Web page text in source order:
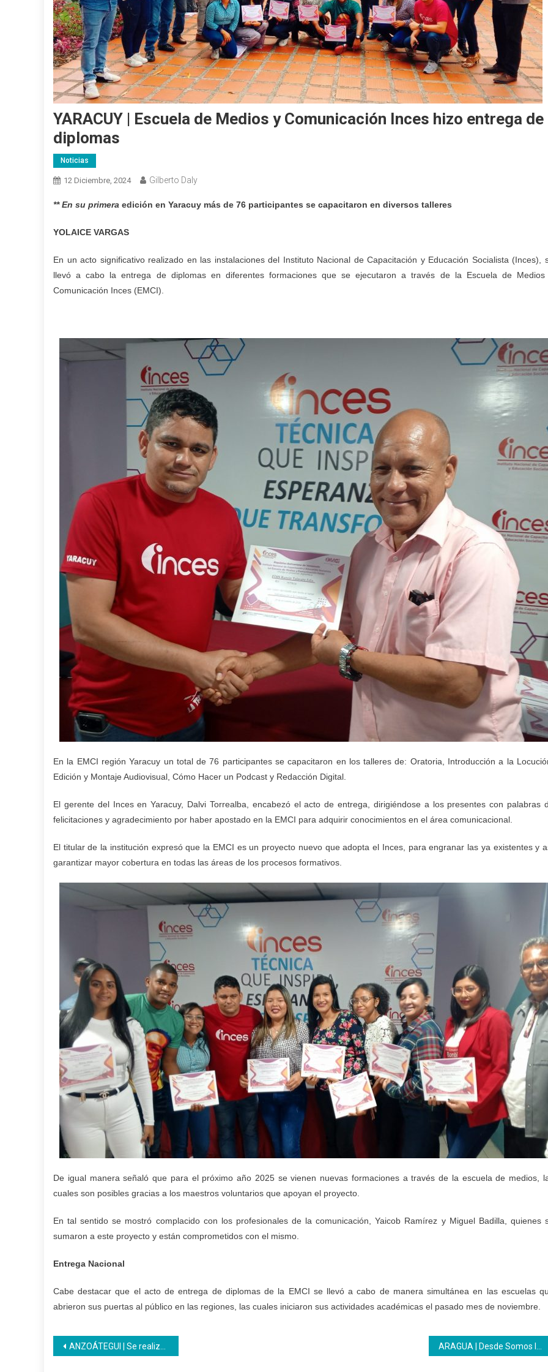
YARACUY | Escuela de Medios y Comunicación Inces hizo entrega de
diplomas
Noticias
12 Diciembre, 2024 Gilberto Daly
** En su primera edición en Yaracuy más de 76 participantes se capacitaron en diversos talleres
YOLAICE VARGAS
En un acto significativo realizado en las instalaciones del Instituto Nacional de Capacitación y Educación Socialista (Inces),
llevó a cabo la entrega de diplomas en diferentes formaciones que se ejecutaron a través de la Escuela de
Comunicación Inces (EMCI).
En la EMCI región Yaracuy un total de 76 participantes se capacitaron en los talleres de: Oratoria, Introducción a la
Edición y Montaje Audiovisual, Cómo Hacer un Podcast y Redacción Digital.
El gerente del Inces en Yaracuy, Dalvi Torrealba, encabezó el acto de entrega, dirigiéndose a los presentes con palabras
felicitaciones y agradecimiento por haber apostado en la EMCI para adquirir conocimientos en el área comunicacional.
El titular de la institución expresó que la EMCI es un proyecto nuevo que adopta el Inces, para engranar las ya existentes y
garantizar mayor cobertura en todas las áreas de los procesos formativos.
De igual manera señaló que para el próximo año 2025 se vienen nuevas formaciones a través de la escuela de medios,
cuales son posibles gracias a los maestros voluntarios que apoyan el proyecto.
En tal sentido se mostró complacido con los profesionales de la comunicación, Yaicob Ramírez y Miguel Badilla, quienes
sumaron a este proyecto y están comprometidos con el mismo.
Entrega Nacional
Cabe destacar que el acto de entrega de diplomas de la EMCI se llevó a cabo de manera simultánea en las escuelas
abrieron sus puertas al público en las regiones, las cuales iniciaron sus actividades académicas el pasado mes de noviembre.
Navegación
ANZOÁTEGUI | Se realizó entrega de diplomas en la Escuela de Medios y Comunicación Zona Norte